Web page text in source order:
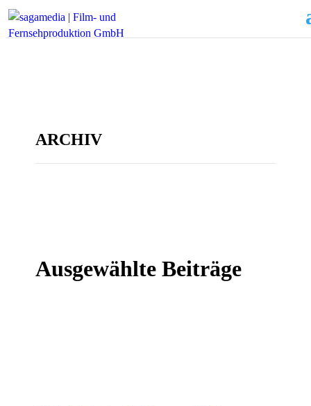
ARCHIV
Ausgewählte Beiträge